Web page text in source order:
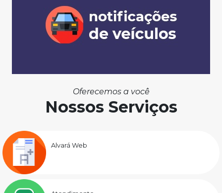
Oferecemos a você
Nossos Serviços
Alvará Web